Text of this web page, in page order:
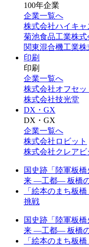
100年企業
企業一覧へ
株式会社ハイキャ
菊池食品工業株式
関東混合機工業株
印刷
印刷
企業一覧へ
株式会社オフセッ
株式会社技光堂
DX・GX
DX・GX
企業一覧へ
株式会社ロビット
株式会社クレアビ
国史跡「陸軍板
来 —工都— 板橋
「絵本のまち板
挑戦
国史跡「陸軍板
来 —工都— 板橋
「絵本のまち板